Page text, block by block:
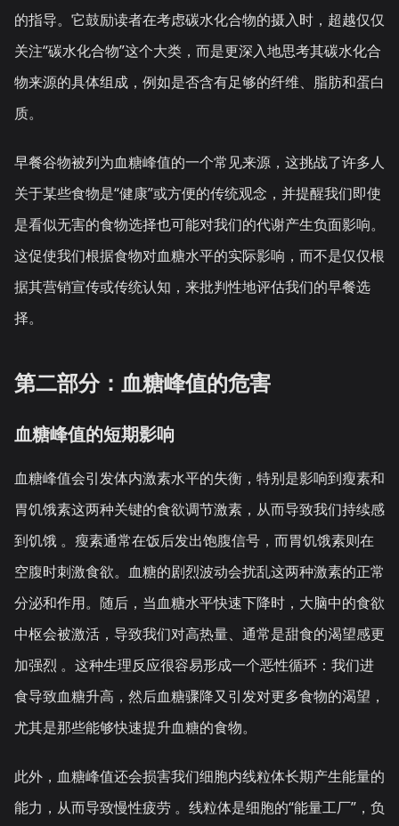
的指导。它鼓励读者在考虑碳水化合物的摄入时，超越仅仅
关注“碳水化合物”这个大类，而是更深入地思考其碳水化合
物来源的具体组成，例如是否含有足够的纤维、脂肪和蛋白
质。
早餐谷物被列为血糖峰值的一个常见来源，这挑战了许多人
关于某些食物是“健康”或方便的传统观念，并提醒我们即使
是看似无害的食物选择也可能对我们的代谢产生负面影响。
这促使我们根据食物对血糖水平的实际影响，而不是仅仅根
据其营销宣传或传统认知，来批判性地评估我们的早餐选
择。
第二部分：血糖峰值的危害
血糖峰值的短期影响
血糖峰值会引发体内激素水平的失衡，特别是影响到瘦素和
胃饥饿素这两种关键的食欲调节激素，从而导致我们持续感
到饥饿 。瘦素通常在饭后发出饱腹信号，而胃饥饿素则在
空腹时刺激食欲。血糖的剧烈波动会扰乱这两种激素的正常
分泌和作用。随后，当血糖水平快速下降时，大脑中的食欲
中枢会被激活，导致我们对高热量、通常是甜食的渴望感更
加强烈 。这种生理反应很容易形成一个恶性循环：我们进
食导致血糖升高，然后血糖骤降又引发对更多食物的渴望，
尤其是那些能够快速提升血糖的食物。
此外，血糖峰值还会损害我们细胞内线粒体长期产生能量的
能力，从而导致慢性疲劳 。线粒体是细胞的“能量工厂”，负